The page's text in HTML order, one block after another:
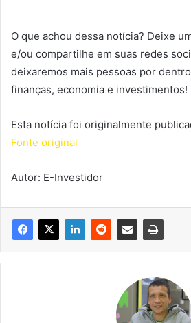
O que achou dessa notícia? Deixe
e/ou compartilhe em suas redes
deixaremos mais pessoas por
finanças, economia e investimentos!
Esta notícia foi originalmente
Fonte original
Autor: E-Investidor